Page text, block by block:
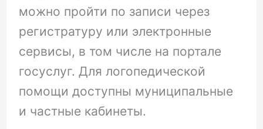
можно пройти по записи через
регистратуру или электронные
сервисы, в том числе на портале
госуслуг. Для логопедической
помощи доступны муниципальные
и частные кабинеты.